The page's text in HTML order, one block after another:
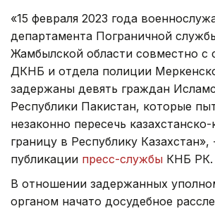
«15 февраля 2023 года
департамента Пограничной
Жамбылской области совместно с
ДКНБ и отдела полиции
задержаны девять граждан
Республики Пакистан, которые
незаконно пересечь
границу в Республику Казахстан»,
публикации пресс-службы КНБ РК.
В отношении задержанных
органом начато досудебное